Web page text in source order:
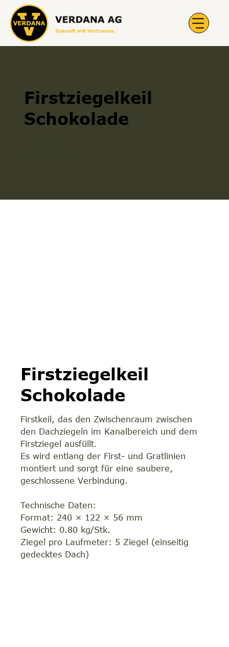
Firstziegelkeil
Schokolade
Firstziegelkeil
Schokolade
Firstkeil, das den Zwischenraum zwischen
den Dachziegeln im Kanalbereich und dem
Firstziegel ausfüllt.
Es wird entlang der First- und Gratlinien
montiert und sorgt für eine saubere,
geschlossene Verbindung.
Technische Daten:
Format: 240 × 122 × 56 mm
Gewicht: 0.80 kg/Stk.
Ziegel pro Laufmeter: 5 Ziegel (einseitig
gedecktes Dach)